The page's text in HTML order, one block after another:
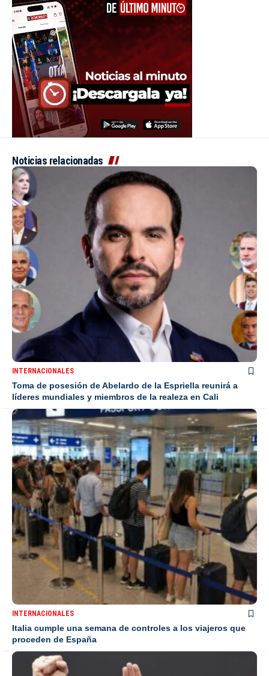
Noticias relacionadas
INTERNACIONALES
Toma de posesión de Abelardo de la Espriella reunirá a
líderes mundiales y miembros de la realeza en Cali
INTERNACIONALES
Italia cumple una semana de controles a los viajeros que
proceden de España